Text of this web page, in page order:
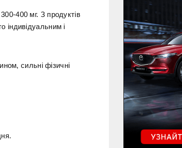
400 мг. З продуктів
індивідуальним і
сильні фізичні